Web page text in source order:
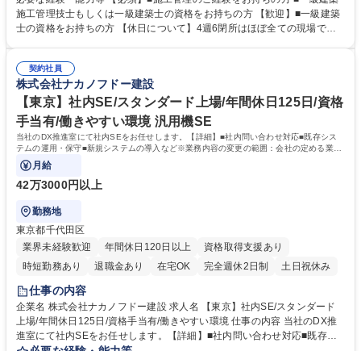
専門部署が担当しますので、施工管理の仕事に専念できる環境が整ってい
ます。工期は平均1年程度です。 ◇幅広い案件・大型案件に携わることが
スタンダード上場/年間休日125日/働きやすい環境
施工管理技士もしくは一級建築士の資格をお持ちの方 【歓迎】■一級建築
士の資格をお持ちの方 【休日について】4週6閉所はほぼ全ての現場で達
代休を取得いただきますが取得できなかった場合は給与で還元いたしま
す。 【出張エリア】近辺のエリアが中心ですが、遠方現場は関西に3現
場・静岡に1現場です。一般的な出張期間は現場着工から竣工(1～1年半)
です。 学歴・資格 学歴：大学院 大学 高専 短大 専修学校 高校 語学力：
資格：1級建築施工管理技士 一級建築士
契約社員
株式会社ナカノフドー建設
【東京】社内SE/スタンダード上場/年間休日125日/資格
手当有/働きやすい環境 汎用機SE
当社のDX推進室にて社内SEをお任せします。【詳細】■社内問い合わせ対応■既存シス
テムの運用・保守■新規システムの導入など※業務内容の変更の範囲：会社の定める業務
◎建設業界では各社がICT活用による生産性
月給
42万3000円以上
勤務地
東京都千代田区
業界未経験歓迎
年間休日120日以上
資格取得支援あり
時短勤務あり
退職金あり 在宅OK 完全週休2日制 土日祝休み
仕事の内容
企業名 株式会社ナカノフドー建設 求人名 【東京】社内SE/スタンダード
上場/年間休日125日/資格手当有/働きやすい環境 仕事の内容 当社のDX推
進室にて社内SEをお任せします。【詳細】■社内問い合わせ対応■既存シ